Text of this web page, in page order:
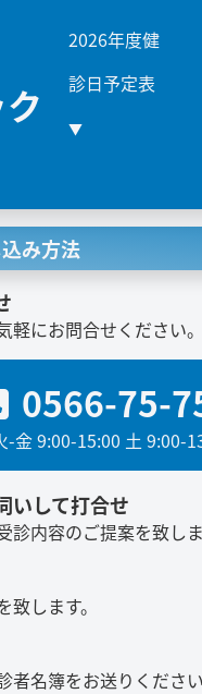
2026年度健
診日予定表
▼
み方法
軽にお問合せください。
0566-75-
-金 9:00-15:00 土 9:00-
いして打合せ
診内容のご提案を致しま
します。
者名簿をお送りください